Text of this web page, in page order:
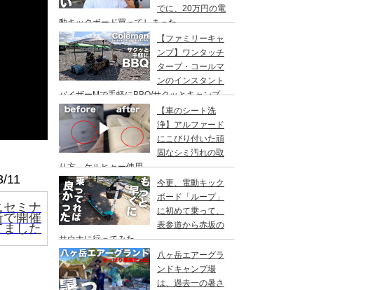
11
セミナ
で開催
ました
でに、20万円の電
動キックボード買ってしまった。
YADEA（ヤデア）
【ファミリーキャ
ンプ】ワンタッチ
タープ・コールマ
ンのインスタント
バイザーMで手軽にBBQ/サクッとキャンプ
レイアウト/ 都心から車で1時間/ 河原のキャ
ンプ場/秋川橋河川公園 バーベキューランド
【車のシート洗
浄】アルファード
にこびり付いた頑
固なシミ汚れの取
り方。ケルヒャー使用。
今更、電動キック
ボード「ループ」
に初めて乗って、
表参道から赤坂の
サウナに行ってみた。
八ヶ岳エアーグラ
ンドキャンプ場
は、過去一の暑さ